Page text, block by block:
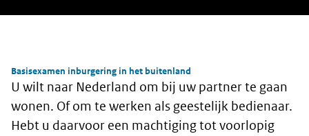
Basisexamen inburgering in het buitenland
U wilt naar Nederland om bij uw partner te gaan
wonen. Of om te werken als geestelijk bedienaar.
Hebt u daarvoor een machtiging tot voorlopig